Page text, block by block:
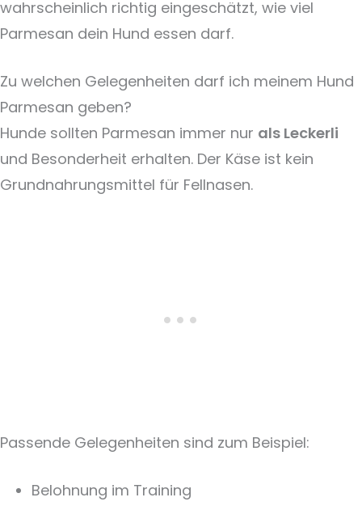
wahrscheinlich richtig eingeschätzt, wie viel
Parmesan dein Hund essen darf.
Zu welchen Gelegenheiten darf ich meinem Hund
Parmesan geben?
Hunde sollten Parmesan immer nur als Leckerli
und Besonderheit erhalten. Der Käse ist kein
Grundnahrungsmittel für Fellnasen.
Passende Gelegenheiten sind zum Beispiel:
Belohnung im Training